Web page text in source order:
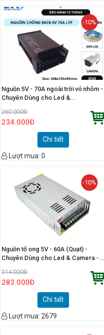
-10%
Nguồn 5V - 70A ngoài trời vỏ nhôm -
Chuyên Dùng cho Led &...
260.000Đ
234.000Đ
Chi tiết
Lượt mua: 0
-10%
Nguồn tổ ong 5V - 60A (Quạt) -
Chuyên Dùng cho Led & Camera -...
314.000Đ
283.000Đ
Chi tiết
Lượt mua: 2679